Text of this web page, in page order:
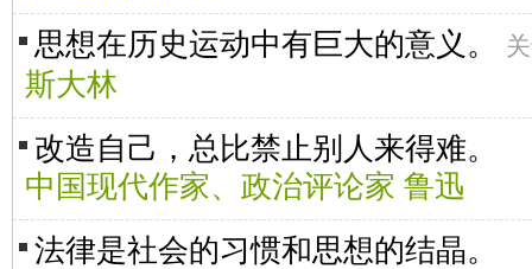
思想在历史运动中有巨大的意义。
斯大林
改造自己，总比禁止别人来得难。
中国现代作家、政治评论家 鲁迅
法律是社会的习惯和思想的结晶。